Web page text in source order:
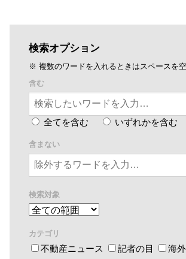
検索オプション
※ 複数のワードを入れるときはスペースを
含む
全てを含む いずれかを含む
含まない
検索対象
カテゴリ
不動産ニュース 記者の目 海